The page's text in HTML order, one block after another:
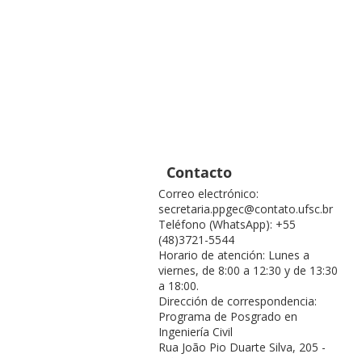
Contacto
Correo electrónico:
secretaria.ppgec@contato.ufsc.br
Teléfono (WhatsApp): +55
(48)3721-5544
Horario de atención: Lunes a
viernes, de 8:00 a 12:30 y de 13:30
a 18:00.
Dirección de correspondencia:
Programa de Posgrado en
Ingeniería Civil
Rua João Pio Duarte Silva, 205 -